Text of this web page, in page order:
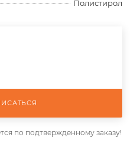
Полистирол
по подтвержденному заказу!